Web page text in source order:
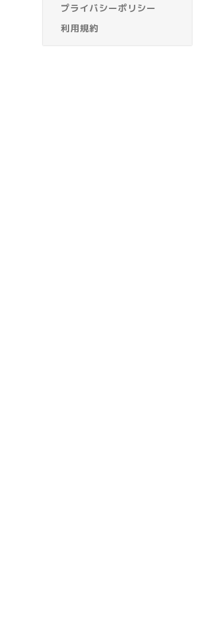
プライバシーポリシー
利用規約